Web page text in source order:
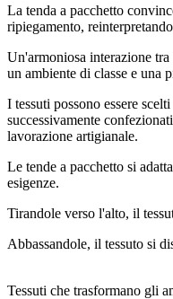
La tenda a pacchetto
ripiegamento,
Un'armoniosa interazione
un ambiente di classe e una
I tessuti possono essere
successivamente
lavorazione artigianale.
Le tende a pacchetto si
esigenze.
Tirandole verso l'alto, il
Abbassandole, il tessuto si
Tessuti che trasformano gli